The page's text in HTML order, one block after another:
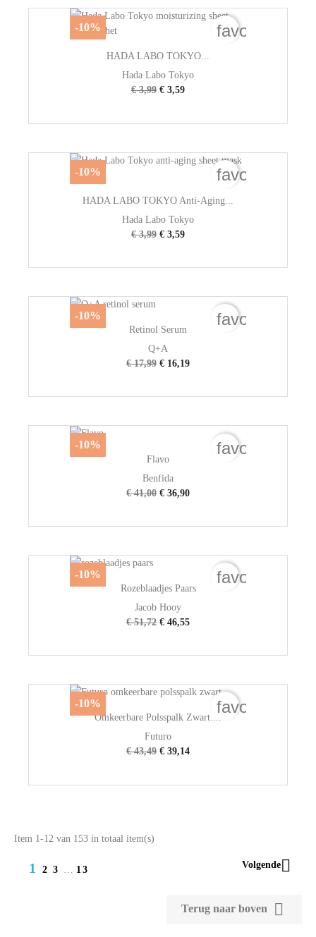
HADA LABO TOKYO...
Hada Labo Tokyo
€ 3,99 € 3,59
-10%
HADA LABO TOKYO Anti-Aging...
Hada Labo Tokyo
€ 3,99 € 3,59
-10%
Retinol Serum
Q+A
€ 17,99 € 16,19
-10%
Flavo
Benfida
€ 41,00 € 36,90
-10%
Rozeblaadjes Paars
Jacob Hooy
€ 51,72 € 46,55
-10%
Omkeerbare Polsspalk Zwart....
Futuro
€ 43,49 € 39,14
-10%
Item 1-12 van 153 in totaal item(s)
1 2 3 13 Volgende
Terug naar boven 